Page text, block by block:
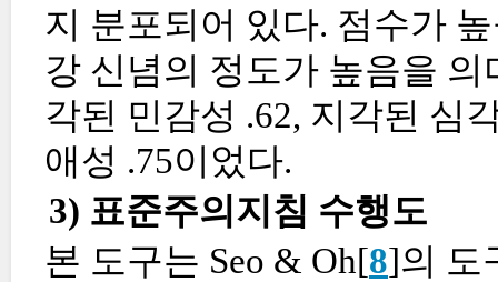
지 분포되어 있다. 점수가
강 신념의 정도가 높음을 의
각된 민감성 .62, 지각된 심
애성 .75이었다.
3) 표준주의지침 수행도
본 도구는 Seo & Oh[8]의 도